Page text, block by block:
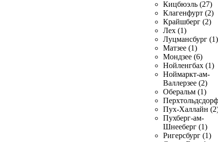
Кицбюэль (27)
Клагенфурт (2)
Крайшберг (2)
Лех (1)
Луцмансбург (1)
Матзее (1)
Мондзее (6)
Нойленгбах (1)
Ноймаркт-ам-
Валлерзее (2)
Оберальм (1)
Пух-Халлайн
Пухберг-ам-
Шнееберг (1)
Ригерсбург (1)